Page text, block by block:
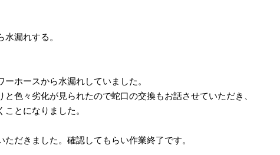
漏れする。
ホースから水漏れしていました。
と色々劣化が見られたので蛇口の交換もお話させていただき、
とになりました。
だきました。確認してもらい作業終了です。